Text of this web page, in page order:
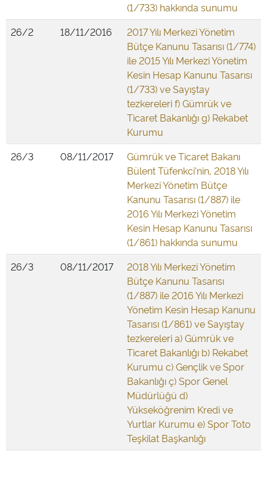
(1/733) hakkında sunumu
26/2
18/11/2016
2017 Yılı Merkezi Yönetim
Bütçe Kanunu Tasarısı (1/774)
ile 2015 Yılı Merkezi Yönetim
Kesin Hesap Kanunu Tasarısı
(1/733) ve Sayıştay
tezkereleri f) Gümrük ve
Ticaret Bakanlığı g) Rekabet
Kurumu
26/3
08/11/2017
Gümrük ve Ticaret Bakanı
Bülent Tüfenkci'nin, 2018 Yılı
Merkezi Yönetim Bütçe
Kanunu Tasarısı (1/887) ile
2016 Yılı Merkezi Yönetim
Kesin Hesap Kanunu Tasarısı
(1/861) hakkında sunumu
26/3
08/11/2017
2018 Yılı Merkezi Yönetim
Bütçe Kanunu Tasarısı
(1/887) ile 2016 Yılı Merkezi
Yönetim Kesin Hesap Kanunu
Tasarısı (1/861) ve Sayıştay
tezkereleri a) Gümrük ve
Ticaret Bakanlığı b) Rekabet
Kurumu c) Gençlik ve Spor
Bakanlığı ç) Spor Genel
Müdürlüğü d)
Yükseköğrenim Kredi ve
Yurtlar Kurumu e) Spor Toto
Teşkilat Başkanlığı